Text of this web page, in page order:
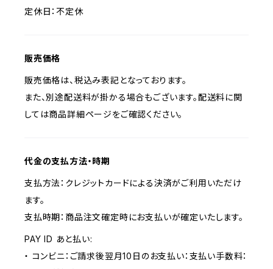
定休日：不定休
販売価格
販売価格は、税込み表記となっております。
また、別途配送料が掛かる場合もございます。配送料に関
しては商品詳細ページをご確認ください。
代金の支払方法・時期
支払方法：クレジットカードによる決済がご利用いただけ
ます。
支払時期：商品注文確定時にお支払いが確定いたします。
PAY ID あと払い:
・ コンビニ：ご請求後翌月10日のお支払い：支払い手数料：